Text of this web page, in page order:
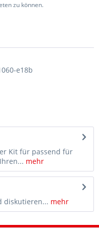
zu können.
e18b
Kit für passend für
mehr
diskutieren... mehr